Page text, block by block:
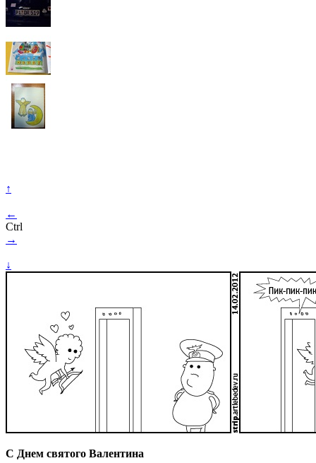
↑
←
Ctrl
→
↓
С Днем святого Валентина